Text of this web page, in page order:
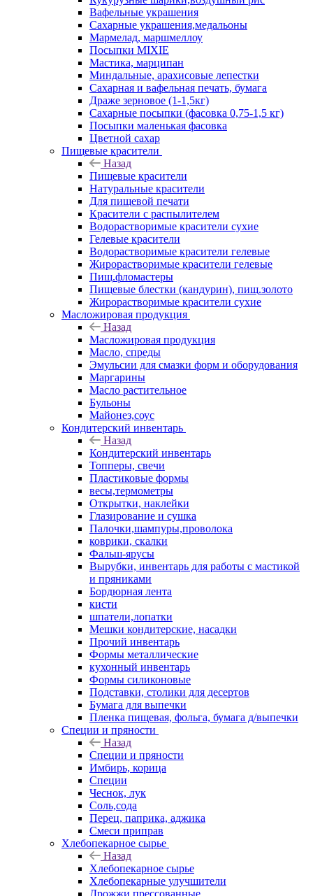
Вафельные украшения
Сахарные украшения,медальоны
Мармелад, маршмеллоу
Посыпки MIXIE
Мастика, марципан
Миндальные, арахисовые лепестки
Сахарная и вафельная печать, бумага
Драже зерновое (1-1,5кг)
Сахарные посыпки (фасовка 0,75-1,5 кг)
Посыпки маленькая фасовка
Цветной сахар
Пищевые красители
Назад
Пищевые красители
Натуральные красители
Для пищевой печати
Красители с распылителем
Водорастворимые красители сухие
Гелевые красители
Водорастворимые красители гелевые
Жирорастворимые красители гелевые
Пищ.фломастеры
Пищевые блестки (кандурин), пищ.золото
Жирорастворимые красители сухие
Масложировая продукция
Назад
Масложировая продукция
Масло, спреды
Эмульсии для смазки форм и оборудования
Маргарины
Масло растительное
Бульоны
Майонез,соус
Кондитерский инвентарь
Назад
Кондитерский инвентарь
Топперы, свечи
Пластиковые формы
весы,термометры
Открытки, наклейки
Глазирование и сушка
Палочки,шампуры,проволока
коврики, скалки
Фальш-ярусы
Вырубки, инвентарь для работы с мастикой
и пряниками
Бордюрная лента
кисти
шпатели,лопатки
Мешки кондитерские, насадки
Прочий инвентарь
Формы металлические
кухонный инвентарь
Формы силиконовые
Подставки, столики для десертов
Бумага для выпечки
Пленка пищевая, фольга, бумага д/выпечки
Специи и пряности
Назад
Специи и пряности
Имбирь, корица
Специи
Чеснок, лук
Соль,сода
Перец, паприка, аджика
Смеси приправ
Хлебопекарное сырье
Назад
Хлебопекарное сырье
Хлебопекарные улучшители
Дрожжи прессованные